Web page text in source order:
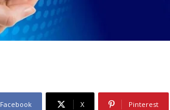
Facebook X Pinterest